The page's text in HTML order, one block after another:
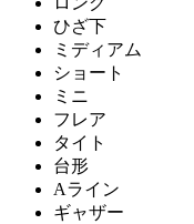
ひざ下
ミディアム
ショート
ミニ
フレア
タイト
台形
Aライン
ギャザー